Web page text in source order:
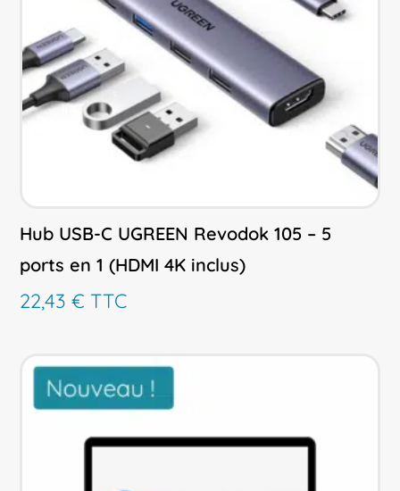
Hub USB-C UGREEN Revodok 105 – 5
ports en 1 (HDMI 4K inclus)
22,43€ TTC